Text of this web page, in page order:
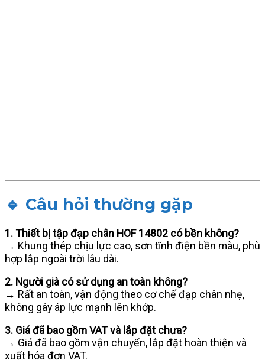
🔹 Câu hỏi thường gặp
1. Thiết bị tập đạp chân HOF 14802 có bền không?
→ Khung thép chịu lực cao, sơn tĩnh điện bền màu, phù
hợp lắp ngoài trời lâu dài.
2. Người già có sử dụng an toàn không?
→ Rất an toàn, vận động theo cơ chế đạp chân nhẹ,
không gây áp lực mạnh lên khớp.
3. Giá đã bao gồm VAT và lắp đặt chưa?
→ Giá đã bao gồm vận chuyển, lắp đặt hoàn thiện và
xuất hóa đơn VAT.